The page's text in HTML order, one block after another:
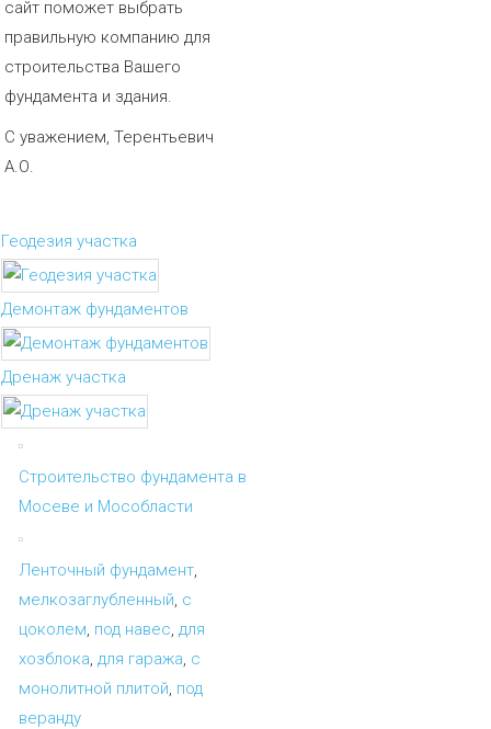
сайт поможет выбрать
правильную компанию для
строительства Вашего
фундамента и здания.
С уважением, Терентьевич
А.О.
Геодезия участка
Демонтаж фундаментов
Дренаж участка
Строительство фундамента в
Мосеве и Мособласти
Ленточный фундамент,
мелкозаглубленный, с
цоколем, под навес, для
хозблока, для гаража, с
монолитной плитой, под
веранду